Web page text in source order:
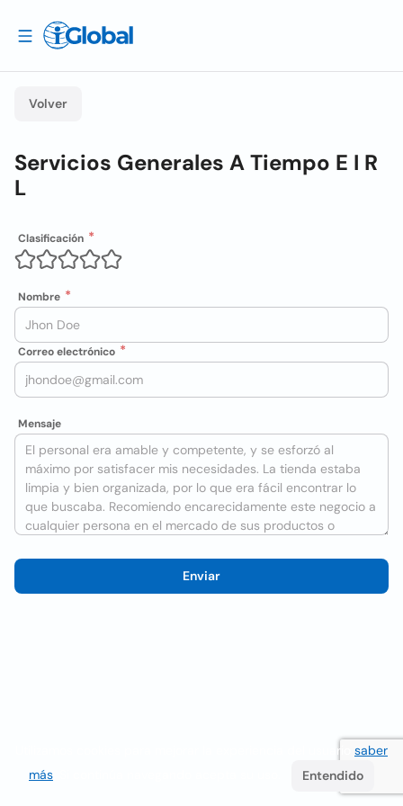
Volver
Servicios Generales A Tiempo E I R
L
Clasificación
Nombre
Correo electrónico
Mensaje
Enviar
Utilizamos cookies para mejorar la experiencia del usuario saber
más
Entendido